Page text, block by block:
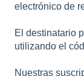
electrónico de
El destinatario
utilizando el
Nuestras